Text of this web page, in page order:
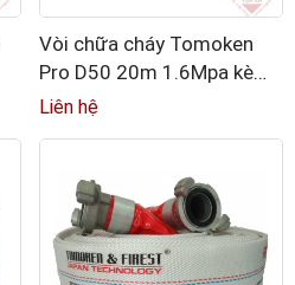
Vòi chữa cháy Tomoken
Pro D50 20m 1.6Mpa kèm
khớp nối GOST
Liên hệ